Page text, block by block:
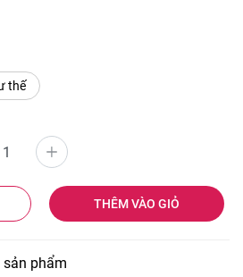
thế
THÊM VÀO GIỎ
sản phẩm